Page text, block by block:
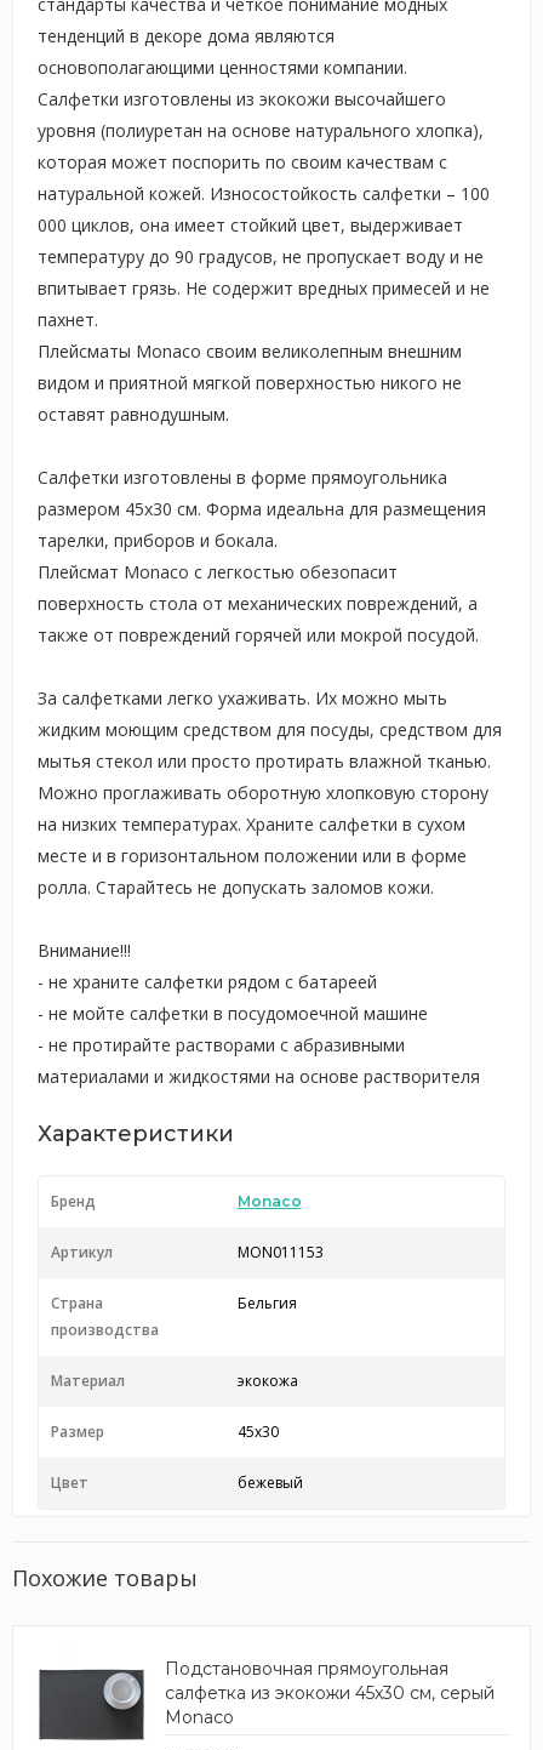
тенденций в декоре дома являются
основополагающими ценностями компании.
Салфетки изготовлены из экокожи высочайшего
уровня (полиуретан на основе натурального хлопка),
которая может поспорить по своим качествам с
натуральной кожей. Износостойкость салфетки – 100
000 циклов, она имеет стойкий цвет, выдерживает
температуру до 90 градусов, не пропускает воду и не
впитывает грязь. Не содержит вредных примесей и не
пахнет.
Плейсматы Monaco своим великолепным внешним
видом и приятной мягкой поверхностью никого не
оставят равнодушным.
Салфетки изготовлены в форме прямоугольника
размером 45х30 см. Форма идеальна для размещения
тарелки, приборов и бокала.
Плейсмат Monaco с легкостью обезопасит
поверхность стола от механических повреждений, а
также от повреждений горячей или мокрой посудой.
За салфетками легко ухаживать. Их можно мыть
жидким моющим средством для посуды, средством для
мытья стекол или просто протирать влажной тканью.
Можно проглаживать оборотную хлопковую сторону
на низких температурах. Храните салфетки в сухом
месте и в горизонтальном положении или в форме
ролла. Старайтесь не допускать заломов кожи.
Внимание!!!
- не храните салфетки рядом с батареей
- не мойте салфетки в посудомоечной машине
- не протирайте растворами с абразивными
материалами и жидкостями на основе растворителя
Характеристики
Бренд Monaco
Артикул MON011153
Страна
производства
Бельгия
Материал экокожа
Размер 45x30
Цвет бежевый
Похожие товары
Подстановочная прямоугольная
салфетка из экокожи 45x30 см, серый
Monaco